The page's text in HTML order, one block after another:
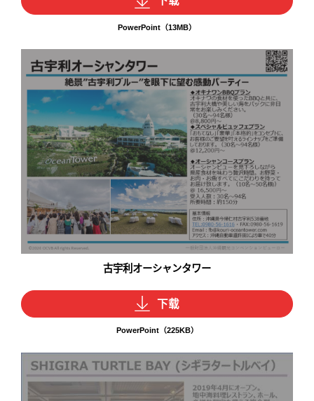
PowerPoint（13MB）
古宇利オーシャンタワー
下载
PowerPoint（225KB）